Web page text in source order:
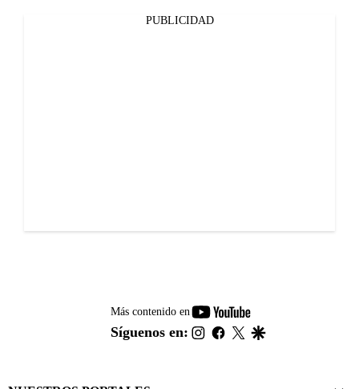
PUBLICIDAD
Más contenido en
youtube-
footer
Síguenos en: instagram
facebook
twitter